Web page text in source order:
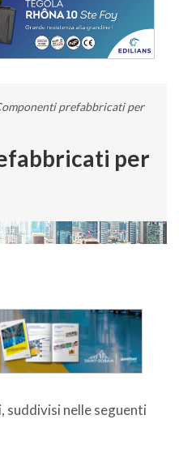
prefabbricati per
per
suddivisi nelle seguenti